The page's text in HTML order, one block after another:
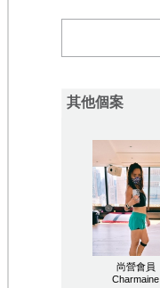
其他個案
尚營會員
Charmaine